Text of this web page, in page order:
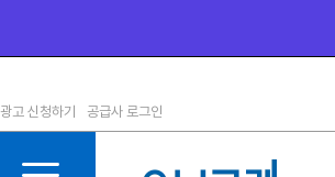
11등급
12등급
광고 신청하기 공급사 로그인